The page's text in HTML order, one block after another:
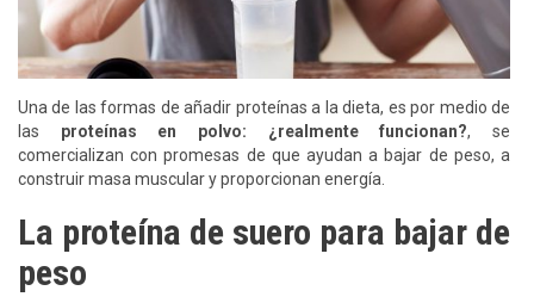
Una de las formas de añadir proteínas a la dieta, es por medio de
las proteínas en polvo: ¿realmente funcionan?, se
comercializan con promesas de que ayudan a bajar de peso, a
construir masa muscular y proporcionan energía.
La proteína de suero para bajar de
peso